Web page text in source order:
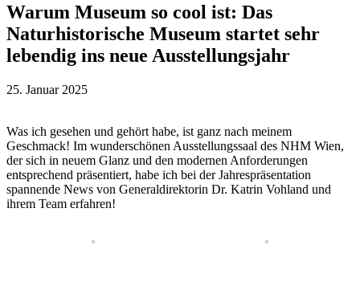
Warum Museum so cool ist: Das
Naturhistorische Museum startet sehr
lebendig ins neue Ausstellungsjahr
25. Januar 2025
Was ich gesehen und gehört habe, ist ganz nach meinem
Geschmack! Im wunderschönen Ausstellungssaal des NHM Wien,
der sich in neuem Glanz und den modernen Anforderungen
entsprechend präsentiert, habe ich bei der Jahrespräsentation
spannende News von Generaldirektorin Dr. Katrin Vohland und
ihrem Team erfahren!